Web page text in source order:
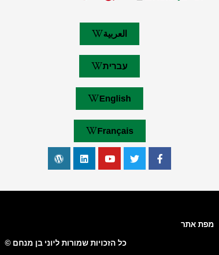
العربية
עברית
English
Français
מפת אתר
כל הזכויות שמורות ליוני בן מנחם ©